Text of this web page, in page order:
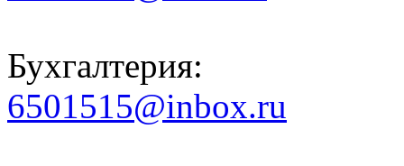
Бухгалтерия:
6501515@inbox.ru